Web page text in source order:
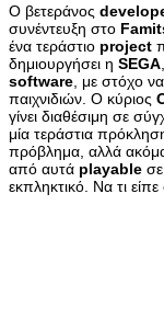
Ο βετεράνος
συνέντευξη στο
ένα τεράστιο project
δημιουργήσει η SEGA
software , με στόχο
παιχνιδιών. Ο κύριος
γίνει διαθέσιμη σε
μία τεράστια
πρόβλημα, αλλά
από αυτά playable
εκπληκτικό. Να τι είπε